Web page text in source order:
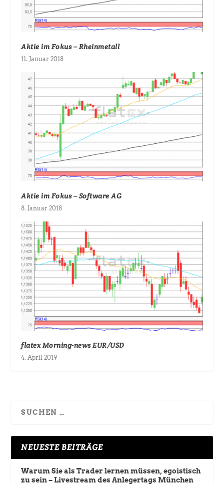
Aktie im Fokus – Rheinmetall
11. Januar 2018
Aktie im Fokus – Software AG
8. Januar 2018
flatex Morning-news EUR/USD
4. April 2019
NEUESTE BEITRÄGE
Warum Sie als Trader lernen müssen, egoistisch
zu sein – Livestream des Anlegertags München